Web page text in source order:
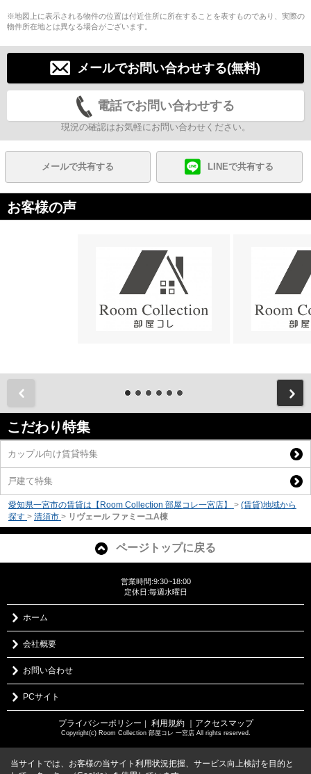
※地図上に表示される物件の位置は付近住所に所在することを表すものであり、実際の
物件所在地とは異なる場合がございます。
メールでお問い合わせする(無料)
電話でお問い合わせする
現況の確認はお気軽にお問い合わせください。
メールで共有する LINEで共有する
お客様の声
こだわり特集
カップル向け賃貸特集
戸建て特集
愛知県一宮市の賃貸は【Room Collection 部屋コレ一宮店】 > (賃貸)地域から
探す > 清須市 > リヴェール ファミーユA棟
ページトップに戻る
営業時間:9:30~18:00
定休日:毎週水曜日
ホーム
会社概要
お問い合わせ
PCサイト
プライバシーポリシー 利用規約 ｜アクセスマップ
Copyright(c) Room Collection 部屋コレ 一宮店 All rights reserved.
当サイトでは、お客様の当サイト利用状況把握、サービス向上検討を目的と